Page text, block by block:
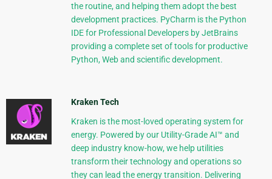
the routine, and helping them adopt the best
development practices. PyCharm is the Python
IDE for Professional Developers by JetBrains
providing a complete set of tools for productive
Python, Web and scientific development.
Kraken Tech
Kraken is the most-loved operating system for
energy. Powered by our Utility-Grade AI™ and
deep industry know-how, we help utilities
transform their technology and operations so
they can lead the energy transition. Delivering